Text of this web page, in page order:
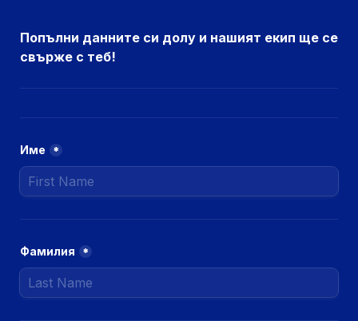
Попълни данните си долу и нашият екип ще се
свърже с теб!
Име *
Фамилия *